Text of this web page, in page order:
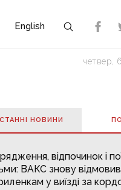
English
четвер,
НОВИНИ
відпочинок і
ВАКС знову відмовив
у виїзді за